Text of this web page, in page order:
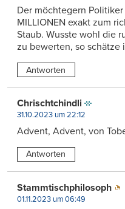
Der möchtegern
MILLIONEN exakt zum
Staub. Wusste wohl die
zu bewerten, so schätze
Antworten
Chrischtchindli
31.10.2023 um 22:12
Advent, Advent, von
Antworten
Stammtischphilosoph
01.11.2023 um 06:49